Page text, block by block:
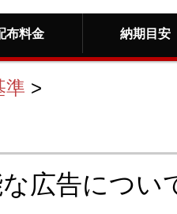
布料金 納期目安
準 >
広告につい